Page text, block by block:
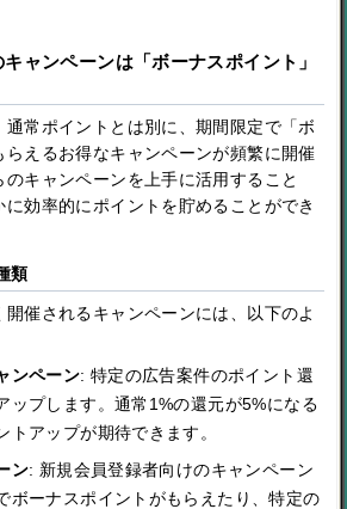
ャンペーンは「ボーナスポイント」
通常ポイントとは別に、期間限定で「ボ
らえるお得なキャンペーンが頻繁に開催
キャンペーンを上手に活用すること
効率的にポイントを貯めることができ
類
催されるキャンペーンには、以下のよ
ンペーン: 特定の広告案件のポイント還
ップします。通常1%の還元が5%になる
トアップが期待できます。
ン: 新規会員登録者向けのキャンペーン
ボーナスポイントがもらえたり、特定の